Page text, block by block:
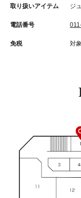
取り扱いアイテム ジ
電話番号
免税 対象